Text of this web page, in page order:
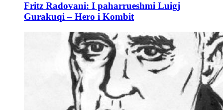
Fritz Radovani: I paharrueshmi Luigj
Gurakuqi – Hero i Kombit